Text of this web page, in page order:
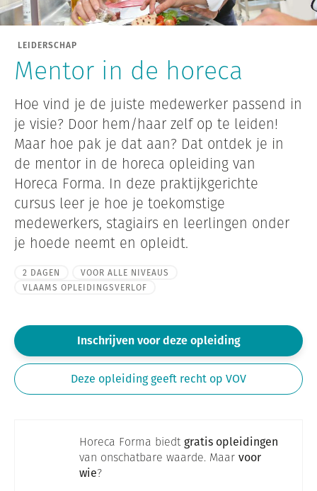
LEIDERSCHAP
Mentor in de horeca
Hoe vind je de juiste medewerker passend in
je visie? Door hem/haar zelf op te leiden!
Maar hoe pak je dat aan? Dat ontdek je in
de mentor in de horeca opleiding van
Horeca Forma. In deze praktijkgerichte
cursus leer je hoe je toekomstige
medewerkers, stagiairs en leerlingen onder
je hoede neemt en opleidt.
2 DAGEN
VOOR ALLE NIVEAUS
VLAAMS OPLEIDINGSVERLOF
Inschrijven voor deze opleiding
Deze opleiding geeft recht op VOV
Horeca Forma biedtgratis opleidingen
van onschatbare waarde. Maar voor
wie?